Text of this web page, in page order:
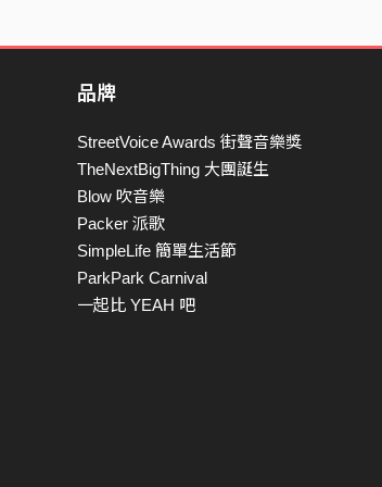
品牌
StreetVoice Awards 街聲音樂獎
TheNextBigThing 大團誕生
Blow 吹音樂
Packer 派歌
SimpleLife 簡單生活節
ParkPark Carnival
一起比 YEAH 吧